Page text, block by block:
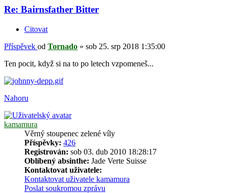
Re: Bairnsfather Bitter
Citovat
Příspěvek od Tornado » sob 25. srp 2018 1:35:00
Ten pocit, když si na to po letech vzpomeneš...
Nahoru
kamamura
Věrný stoupenec zelené víly
Příspěvky: 426
Registrován: sob 03. dub 2010 18:28:17
Oblíbený absinthe: Jade Verte Suisse
Kontaktovat uživatele:
Kontaktovat uživatele kamamura
Poslat soukromou zprávu